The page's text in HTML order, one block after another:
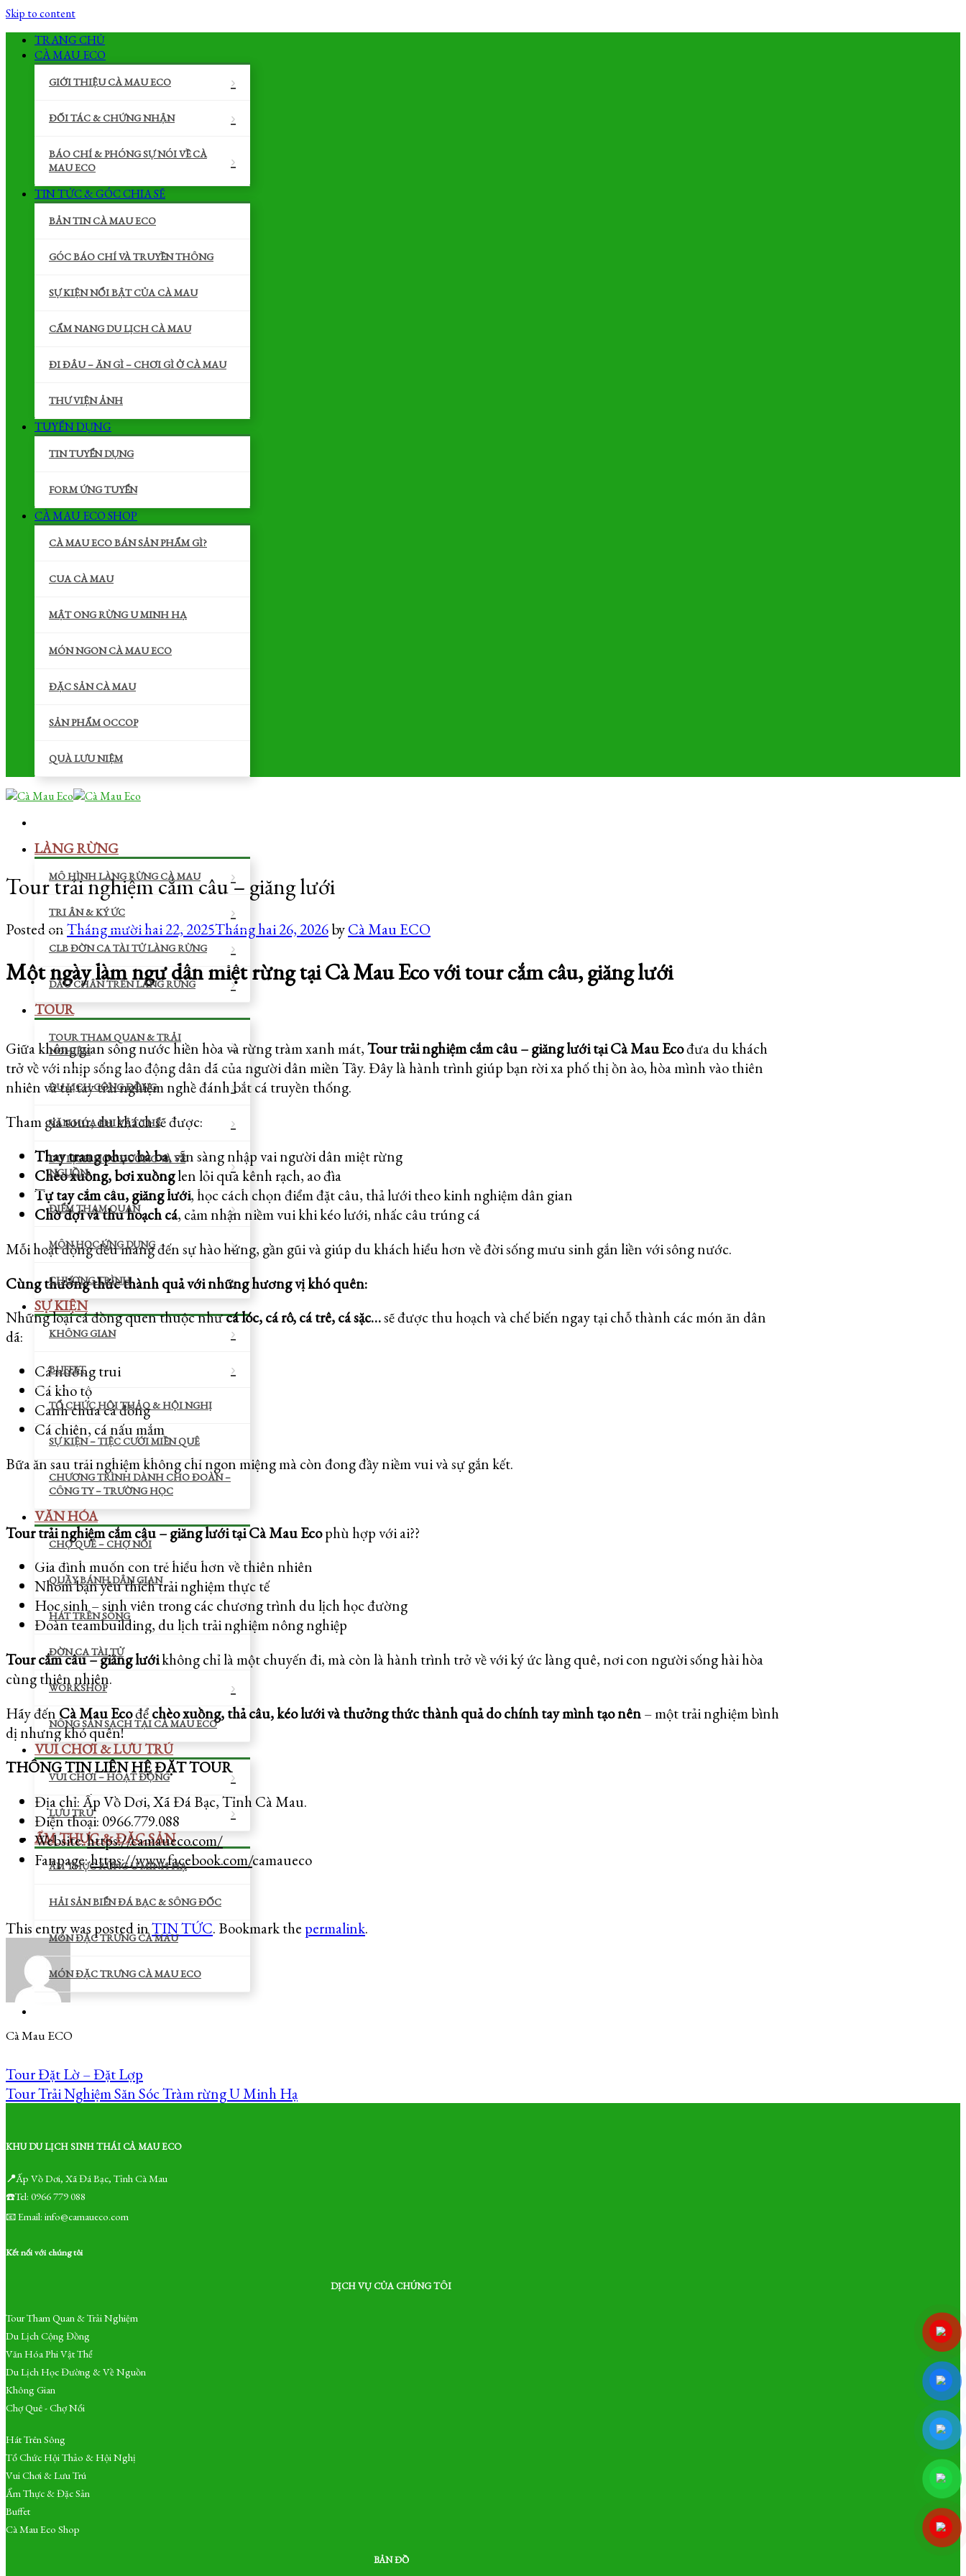
Skip to content
TRANG CHỦ
CÀ MAU ECO
GIỚI THIỆU CÀ MAU ECO
ĐỐI TÁC & CHỨNG NHẬN
BÁO CHÍ & PHÓNG SỰ NÓI VỀ CÀ
MAU ECO
TIN TỨC & GÓC CHIA SẼ
BẢN TIN CÀ MAU ECO
GÓC BÁO CHÍ VÀ TRUYỀN THÔNG
SỰ KIỆN NỔI BẬT CỦA CÀ MAU
CẨM NANG DU LỊCH CÀ MAU
ĐI ĐÂU – ĂN GÌ – CHƠI GÌ Ở CÀ MAU
THƯ VIỆN ẢNH
TUYỂN DỤNG
TIN TUYỂN DỤNG
FORM ỨNG TUYỂN
CÀ MAU ECO SHOP
CÀ MAU ECO BÁN SẢN PHẨM GÌ?
CUA CÀ MAU
MẬT ONG RỪNG U MINH HẠ
MÓN NGON CÀ MAU ECO
ĐẶC SẢN CÀ MAU
SẢN PHẨM OCCOP
QUÀ LƯU NIỆM
LÀNG RỪNG
MÔ HÌNH LÀNG RỪNG CÀ MAU
TRI ÂN & KÝ ỨC
CLB ĐỜN CA TÀI TỬ LÀNG RỪNG
DẤU CHÂN TRÊN LÀNG RỪNG
TOUR
TOUR THAM QUAN & TRẢI
NGHIỆM
DU LỊCH CỘNG ĐỒNG
VĂN HÓA PHI VẬT THỂ
DU LỊCH HỌC ĐƯỜNG VÀ VỀ
NGUỒN
ĐIỂM THAM QUAN
MÔN HỌC ỨNG DỤNG
CHƯƠNG TRÌNH
SỰ KIỆN
KHÔNG GIAN
BUFFET
TỔ CHỨC HỘI THẢO & HỘI NGHỊ
SỰ KIỆN – TIỆC CƯỚI MIỀN QUÊ
CHƯƠNG TRÌNH DÀNH CHO ĐOÀN –
CÔNG TY – TRƯỜNG HỌC
VĂN HÓA
CHỢ QUÊ – CHỢ NỔI
QUẦY BÁNH DÂN GIAN
HÁT TRÊN SÔNG
ĐỜN CA TÀI TỬ
WORKSHOP
NÔNG SẢN SẠCH TẠI CÀ MAU ECO
VUI CHƠI & LƯU TRÚ
VUI CHƠI – HOẠT ĐỘNG
LƯU TRÚ
ẨM THỰC & ĐẶC SẢN
ẨM THỰC RỪNG U MINH HẠ
HẢI SẢN BIỂN ĐÁ BẠC & SÔNG ĐỐC
MÓN ĐẶC TRƯNG CÀ MAU
MÓN ĐẶC TRƯNG CÀ MAU ECO
Tour trải nghiệm cắm câu – giăng lưới
Posted onTháng mười hai 22, 2025Tháng hai 26, 2026byCà Mau ECO
Một ngày làm ngư dân miệt rừng tại Cà Mau Eco với tour cắm câu, giăng lưới
Giữa không gian sông nước hiền hòa và rừng tràm xanh mát,Tour trải nghiệm cắm câu – giăng lưới tại Cà Mau Ecođưa du khách
trở về với nhịp sống lao động dân dã của người dân miền Tây. Đây là hành trình giúp bạn rời xa phố thị ồn ào, hòa mình vào thiên
nhiên và tự tay trải nghiệm nghề đánh bắt cá truyền thống.
Tham gia tour, du khách sẽ được:
Thay trang phục bà ba, sẵn sàng nhập vai người dân miệt rừng
Chèo xuồng, bơi xuồnglen lỏi qua kênh rạch, ao đìa
Tự tay cắm câu, giăng lưới, học cách chọn điểm đặt câu, thả lưới theo kinh nghiệm dân gian
Chờ đợi và thu hoạch cá, cảm nhận niềm vui khi kéo lưới, nhấc câu trúng cá
Mỗi hoạt động đều mang đến sự hào hứng, gần gũi và giúp du khách hiểu hơn vềđời sống mưu sinh gắn liền với sông nước.
Cùng thưởng thức thành quả với những hương vị khó quên:
Những loại cá đồng quen thuộc nhưcá lóc, cá rô, cá trê, cá sặc…sẽ được thu hoạch vàchế biến ngay tại chỗthành các món ăn dân
dã:
Cá nướng trui
Cá kho tộ
Canh chua cá đồng
Cá chiên, cá nấu mắm
Bữa ăn sau trải nghiệm không chỉ ngon miệng mà còn đong đầyniềm vui và sự gắn kết.
Tour trải nghiệm cắm câu – giăng lưới tại Cà Mau Ecophù hợp với ai??
Gia đình muốn con trẻ hiểu hơn về thiên nhiên
Nhóm bạn yêu thích trải nghiệm thực tế
Học sinh – sinh viên trong các chương trình du lịch học đường
Đoàn teambuilding, du lịch trải nghiệm nông nghiệp
Tour cắm câu – giăng lướikhông chỉ là một chuyến đi, mà còn là hành trình trở về vớiký ức làng quê, nơi con người sống hài hòa
cùng thiên nhiên.
Hãy đến Cà Mau Ecođểchèo xuồng, thả câu, kéo lưới và thưởng thức thành quả do chính tay mình tạo nên– một trải nghiệm bình
dị nhưng khó quên!
THÔNG TIN LIÊN HỆ ĐẶT TOUR
Địa chỉ: Ấp Vồ Dơi, Xã Đá Bạc, Tỉnh Cà Mau.
Điện thoại: 0966.779.088
Website:https://camaueco.com/
Fanpage:https://www.facebook.com/camaueco
This entry was posted inTIN TỨC. Bookmark the permalink.
Cà Mau ECO
Tour Đặt Lờ – Đặt Lợp
Tour Trải Nghiệm Săn Sóc Tràm rừng U Minh Hạ
KHU DU LỊCH SINH THÁI CÀ MAU ECO
📍Ấp Vồ Dơi, Xã Đá Bạc, Tỉnh Cà Mau
☎️Tel: 0966 779 088
📧 Email: info@camaueco.com
Kết nối với chúng tôi
DỊCH VỤ CỦA CHÚNG TÔI
Tour Tham Quan & Trải Nghiệm
Du Lịch Cộng Đồng
Văn Hóa Phi Vật Thể
Du Lịch Học Đường & Về Nguồn
Không Gian
Chợ Quê - Chợ Nổi
Hát Trên Sông
Tổ Chức Hội Thảo & Hội Nghị
Vui Chơi & Lưu Trú
Ẩm Thực & Đặc Sản
Buffet
Cà Mau Eco Shop
BẢN ĐỒ